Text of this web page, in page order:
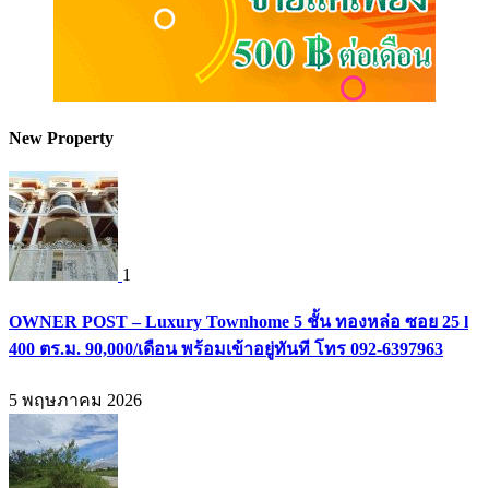
New Property
1
OWNER POST – Luxury Townhome 5 ชั้น ทองหล่อ ซอย 25 l
400 ตร.ม. 90,000/เดือน พร้อมเข้าอยู่ทันที โทร 092-6397963
5 พฤษภาคม 2026